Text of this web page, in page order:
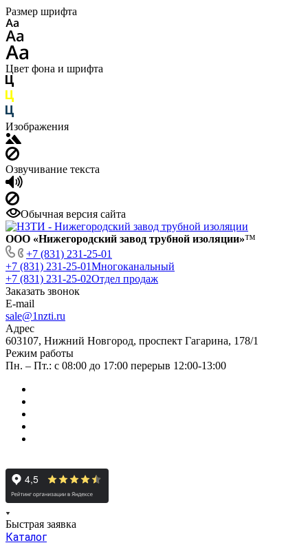
Размер шрифта
Цвет фона и шрифта
Изображения
Озвучивание текста
Обычная версия сайта
ООО «Нижегородский завод трубной изоляции»™
+7 (831) 231-25-01
+7 (831) 231-25-01Многоканальный
+7 (831) 231-25-02Отдел продаж
Заказать звонок
E-mail
sale@1nzti.ru
Адрес
603107, Нижний Новгород, проспект Гагарина, 178/1
Режим работы
Пн. – Пт.: с 08:00 до 17:00 перерыв 12:00-13:00
Быстрая заявка
Каталог